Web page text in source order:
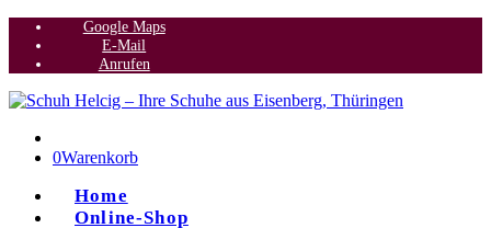
Google Maps
E-Mail
Anrufen
0Warenkorb
Home
Online-Shop